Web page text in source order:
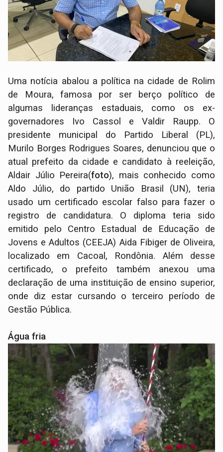
Uma notícia abalou a política na cidade de Rolim
de Moura, famosa por ser berço político de
algumas lideranças estaduais, como os ex-
governadores Ivo Cassol e Valdir Raupp. O
presidente municipal do Partido Liberal (PL),
Murilo Borges Rodrigues Soares, denunciou que o
atual prefeito da cidade e candidato à reeleição,
Aldair Júlio Pereira(foto), mais conhecido como
Aldo Júlio, do partido União Brasil (UN), teria
usado um certificado escolar falso para fazer o
registro de candidatura. O diploma teria sido
emitido pelo Centro Estadual de Educação de
Jovens e Adultos (CEEJA) Aida Fibiger de Oliveira,
localizado em Cacoal, Rondônia. Além desse
certificado, o prefeito também anexou uma
declaração de uma instituição de ensino superior,
onde diz estar cursando o terceiro período de
Gestão Pública.
Água fria